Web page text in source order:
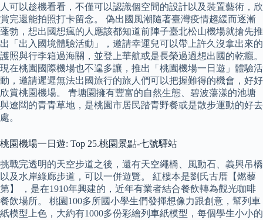
人可以趁機看看，不僅可以認識個空間的設計以及裝置藝術，欣
賞完還能拍照打卡留念。 偽出國風潮隨著臺灣疫情趨緩而逐漸
蓬勃，想出國想瘋的人應該都知道前陣子臺北松山機場就搶先推
出「出入國境體驗活動」，邀請幸運兒可以帶上許久沒拿出來的
護照與行李箱過海關，並登上華航或是長榮過過想出國的乾癮。
現在桃園國際機場也不遑多讓，推出「桃園機場一日遊」體驗活
動，邀請遲遲無法出國旅行的旅人們可以把握難得的機會，好好
欣賞桃園機場。 青塘園擁有豐富的自然生態、碧波蕩漾的池塘
與遼闊的青青草地，是桃園市居民踏青野餐或是散步運動的好去
處。
桃園機場一日遊: Top 25.桃園景點-七號驛站
挑戰完透明的天空步道之後，還有天空繩橋、風動石、義興吊橋
以及水岸綠廊步道，可以一併遊覽。 紅樓本是劉氏古厝【燃藜
第】 ，是在1910年興建的，近年有業者結合餐飲轉為觀光咖啡
餐飲場所。 桃園100多所國小學生們發揮想像力跟創意，幫列車
紙模型上色，大約有1000多份彩繪列車紙模型，每個學生小小的